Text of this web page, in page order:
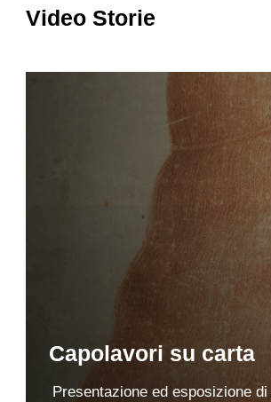
Video Storie
Capolavori su carta
Presentazione ed esposizione